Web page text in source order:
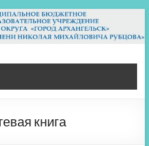
книга